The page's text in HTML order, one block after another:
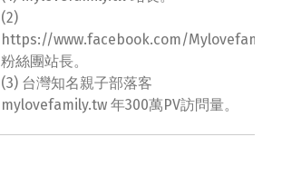
(2)
https://www.facebook.com/
粉絲團站長。
(3) 台灣知名親子部落客
mylovefamily.tw 年300萬PV訪問量。